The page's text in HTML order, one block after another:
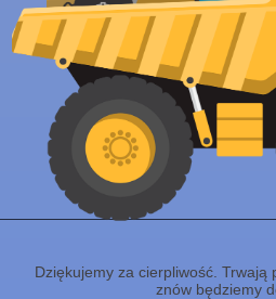
Dziękujemy za cierpliwość. Trwają
znów będziemy